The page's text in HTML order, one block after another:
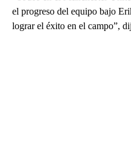
el progreso del equipo bajo
lograr el éxito en el campo”,